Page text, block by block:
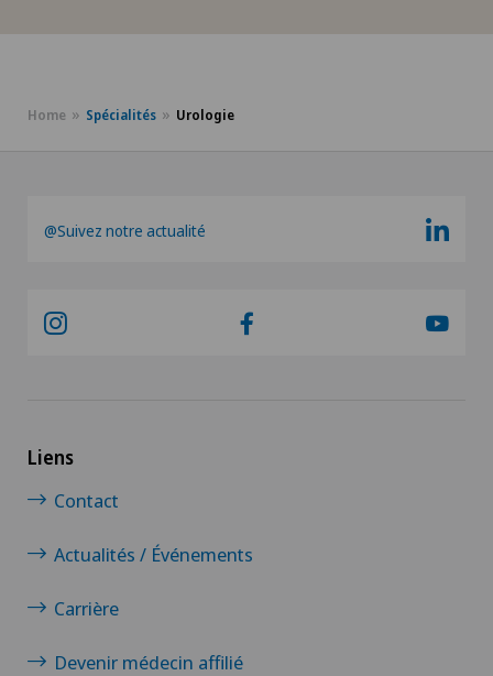
Implants péniens
Hashimoto)
Insuffisance thyroïdienne (hypothyroïdie)
Home Spécialités Urologie
@Suivez notre actualité
Liens
Contact
Actualités / Événements
Carrière
Devenir médecin affilié